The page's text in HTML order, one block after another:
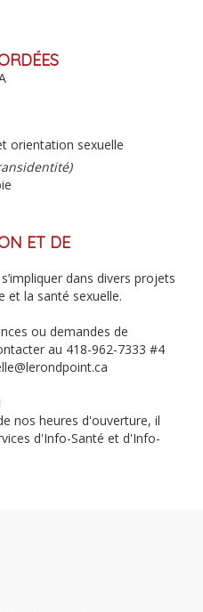
orientation sexuelle
ET DE
dans divers projets
et la santé sexuelle.
ou demandes de
au 418-962-7333 #4
nos heures d'ouverture, il
d'Info-Santé et d'Info-